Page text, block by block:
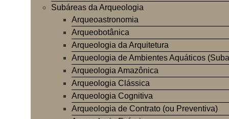
Subáreas da Arqueologia
Arqueoastronomia
Arqueobotânica
Arqueologia da Arquitetura
Arqueologia de Ambientes Aquáticos
Arqueologia Amazônica
Arqueologia Clássica
Arqueologia Cognitiva
Arqueologia de Contrato (ou Preventiva)